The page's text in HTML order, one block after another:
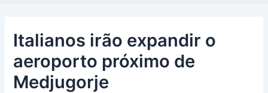
Italianos irão expandir o
aeroporto próximo de
Medjugorje